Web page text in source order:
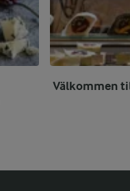
Välkommen